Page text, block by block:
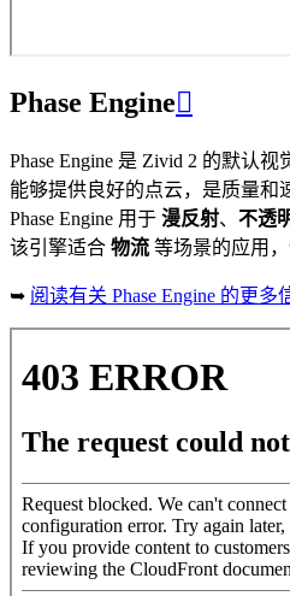
Phase Engine
Phase Engine 是 Zivid 2 的默认
能够提供良好的点云，是质量和
Phase Engine 用于 漫反射、 不透
该引擎适合 物流 等场景的应用
➥ 阅读有关 Phase Engine 的更多